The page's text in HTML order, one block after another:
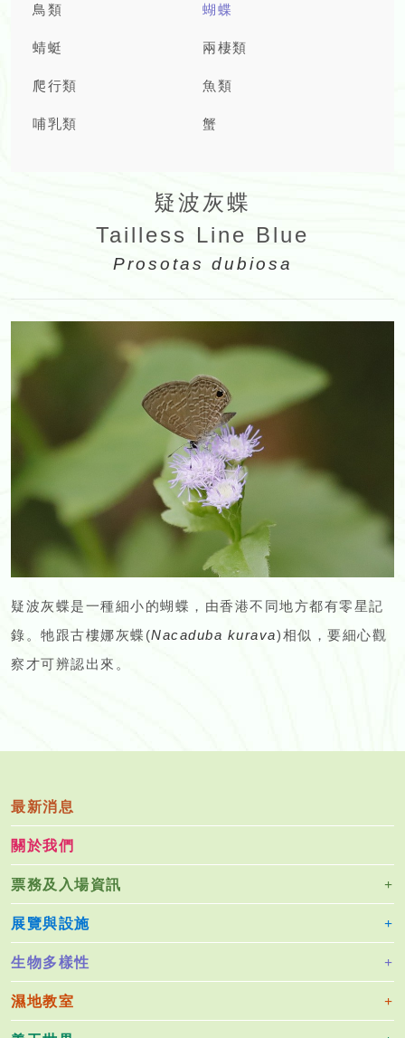
鳥類 蝴蝶
蜻蜓 兩棲類
爬行類 魚類
哺乳類 蟹
疑波灰蝶
Tailless Line Blue
Prosotas dubiosa
疑波灰蝶是一種細小的蝴蝶，由香港不同地方都有零星記
錄。牠跟古樓娜灰蝶(Nacaduba kurava)相似，要細心觀
察才可辨認出來。
最新消息
關於我們
票務及入場資訊
展覽與設施
生物多樣性
濕地教室